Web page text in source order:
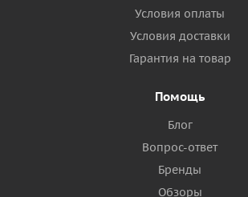
Условия оплаты
Условия доставки
Гарантия на товар
Помощь
Блог
Вопрос-ответ
Бренды
Обзоры